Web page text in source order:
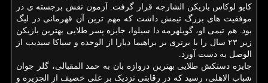
کایو لوکاس بازیکن الشارجه قرار گرفت. آزمون نقش برجسته ی در
موفقیت های بزرگ تیمش داشت که مهم ترین آن قهرمانی در لیگ
بود. هم تیمی او، گویلهرمه دا سیلوا، جایزه پسر طلایی بهترین بازیکن
زیر ۲۳ سال را با برتری بر براهیما دیارا از الوحده و سیاکا سیدیب از
الوصل به دست آورد.
جایزه دستکش طلایی بهترین دروازه بان به حمد المقبالی، گلر جوان
شباب الاهلی، رسید که در رقابتی نزدیک بر علی خصیف از الجزیره و